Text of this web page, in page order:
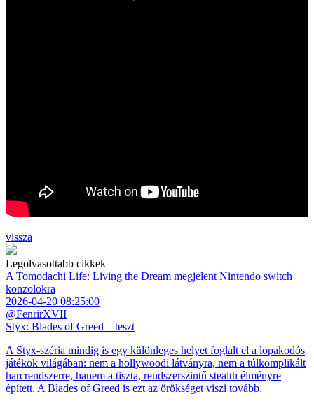
vissza
Legolvasottabb cikkek
A Tomodachi Life: Living the Dream megjelent Nintendo switch
konzolokra
2026-04-20 08:25:00
@FenrirXVII
Styx: Blades of Greed – teszt
A Styx-széria mindig is egy különleges helyet foglalt el a lopakodós
játékok világában: nem a hollywoodi látványra, nem a túlkomplikált
harcrendszerre, hanem a tiszta, rendszerszintű stealth élményre
épített. A Blades of Greed is ezt az örökséget viszi tovább.